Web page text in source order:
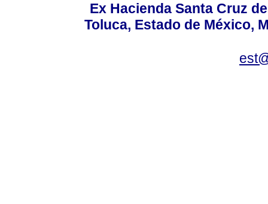
Ex Hacienda Santa Cruz
Toluca, Estado de México,